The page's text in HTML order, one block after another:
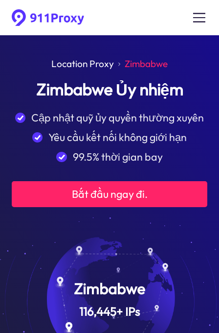
Location Proxy Zimbabwe
Zimbabwe Ủy nhiệm
Cập nhật quỹ ủy quyền thường xuyên
Yêu cầu kết nối không giới hạn
99.5% thời gian bay
Bắt đầu ngay đi.
Zimbabwe
116,445+ IPs